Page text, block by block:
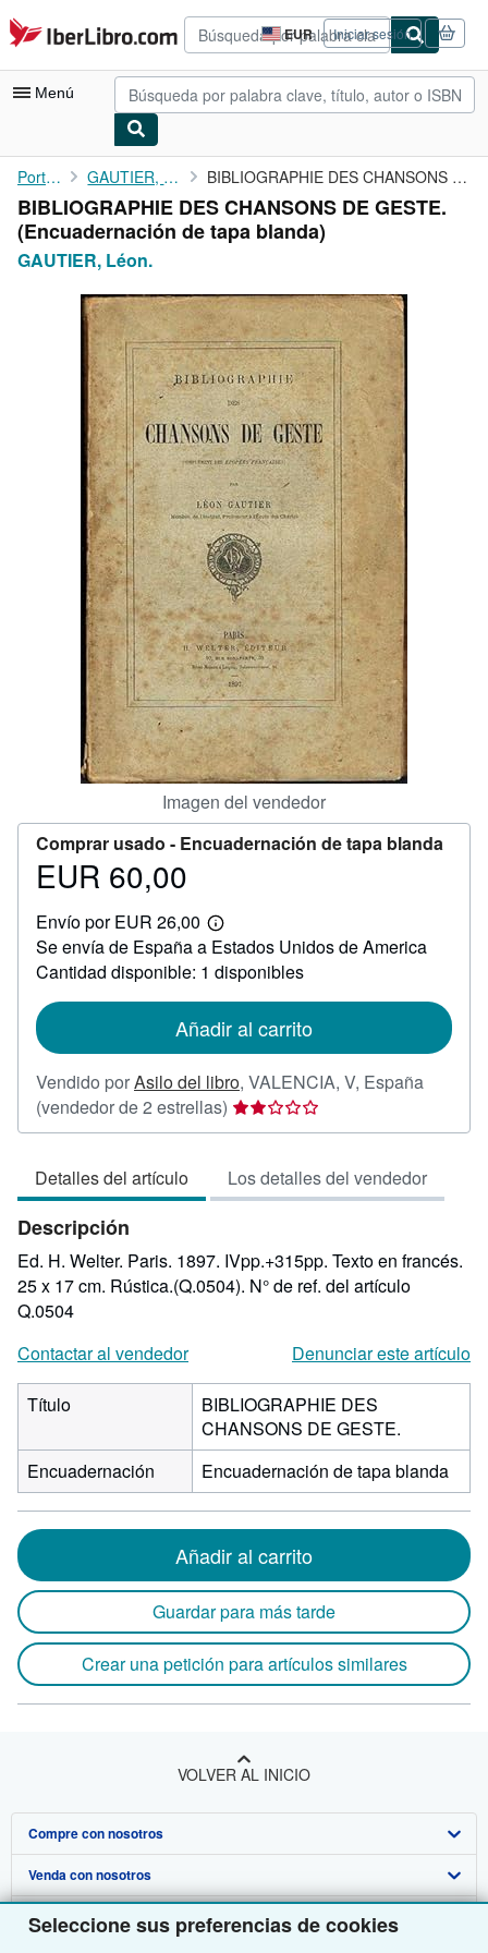
Seleccione sus preferencias de cookies
Pasar al contenido principal
IberLibro.com EUR
Preferencias
de
compra
del
Iniciar sesión
Menú
Mi cuenta
Consultar mis pedidos
Búsqueda avanzada
Colecciones
Libros antiguos
Arte y coleccionismo
Vendedores
Comenzar a vender
CERRAR
Portada GAUTIER, Léon. BIBLIOGRAPHIE DES CHANSONS DE GESTE.
BIBLIOGRAPHIE DES CHANSONS DE GESTE.
(Encuadernación de tapa blanda)
GAUTIER, Léon.
Imagen del vendedor
Comprar usado - Encuadernación de tapa blanda
Precio
60,00
EUR 60,00
Envío por EUR 26,00
Más
información
sobre
las
envío
Se envía de España a Estados Unidos de America
Cantidad disponible: 1 disponibles
Añadir al carrito
Vendido porAsilo del libro, VALENCIA, V, España
(vendedor de 2 estrellas) Calificación
del
2
de
estrellas
Detalles del artículo Los detalles del vendedor
Descripción
Ed. H. Welter. Paris. 1897. IVpp.+315pp. Texto en francés.
25 x 17 cm. Rústica.(Q.0504). N° de ref. del artículo
Q.0504
Contactar al vendedor
Denunciar este artículo
Título
BIBLIOGRAPHIE DES
CHANSONS DE GESTE.
Encuadernación
Encuadernación de tapa blanda
Añadir al carrito
Guardar para más tarde
Crear una petición para artículos similares
VOLVER AL INICIO
Compre con nosotros
Búsqueda avanzada
Colecciones
Venda con nosotros
Comenzar a vender
Sobre nosotros